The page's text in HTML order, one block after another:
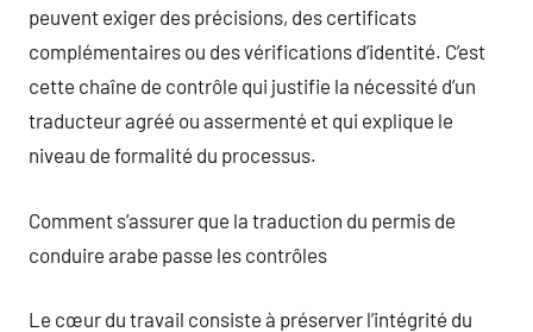
peuvent exiger des précisions, des certificats
complémentaires ou des vérifications d’identité. C’est
cette chaîne de contrôle qui justifie la nécessité d’un
traducteur agréé ou assermenté et qui explique le
niveau de formalité du processus.
Comment s’assurer que la traduction du permis de
conduire arabe passe les contrôles
Le cœur du travail consiste à préserver l’intégrité du